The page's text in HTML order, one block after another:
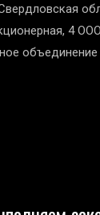
4 ООО